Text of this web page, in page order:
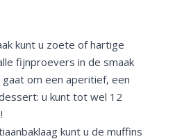
kunt u zoete of hartige
fijnproevers in de smaak
gaat om een aperitief, een
u kunt tot wel 12
kunt u de muffins